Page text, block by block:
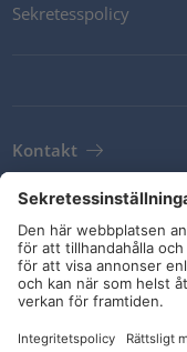
Sekretesspolicy
Kontakt
Leveransvillkor
Riktlinjer och åtaganden